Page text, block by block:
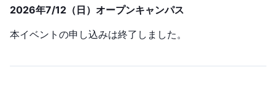
2026年7/12（日）オープンキャンパス
本イベントの申し込みは終了しました。